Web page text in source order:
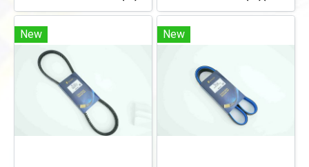
New New